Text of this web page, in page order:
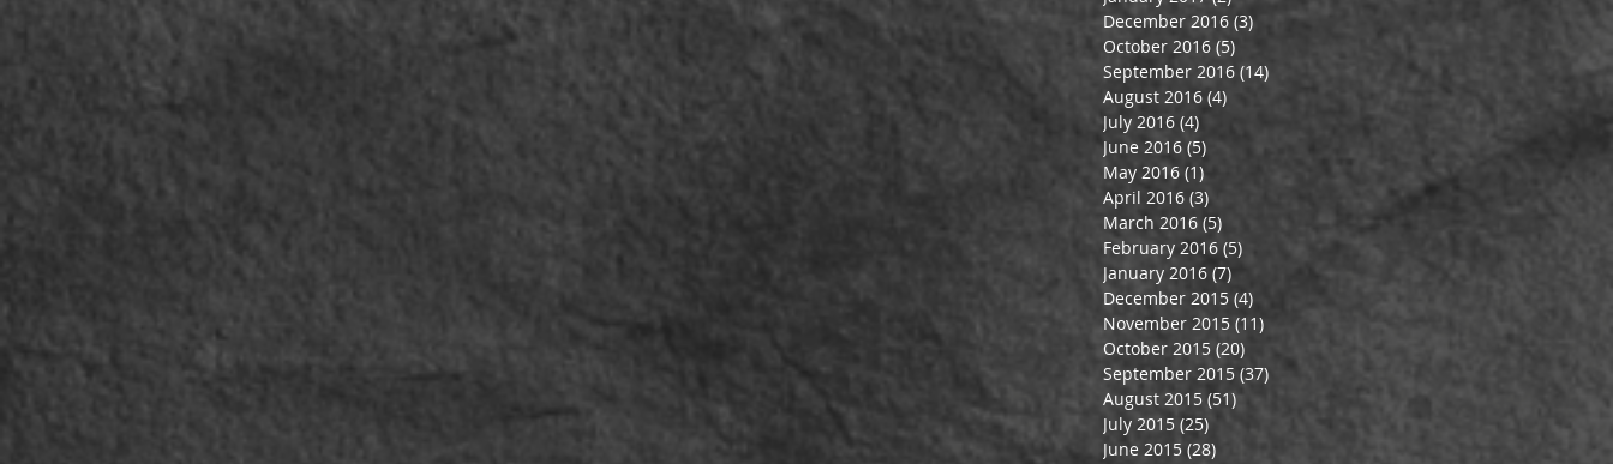
December 2016 (3) 3 posts
October 2016 (5)
September 2016 (14)
August 2016 (4)
July 2016 (4)
June 2016 (5)
May 2016 (1)
April 2016 (3)
March 2016 (5)
February 2016 (5)
January 2016 (7)
December 2015 (4)
November 2015 (11)
October 2015 (20)
September 2015 (37) 37 posts
August 2015 (51) 51 posts
July 2015 (25)
June 2015 (28)